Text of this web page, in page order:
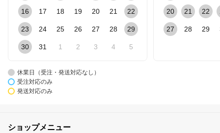
16 17 18 19 20 21 22
23 24 25 26 27 28 29
30 31 1 2 3 4 5
20 21 22
27 28 29
休業日（受注・発送対応なし）
受注対応のみ
発送対応のみ
ショップメニュー